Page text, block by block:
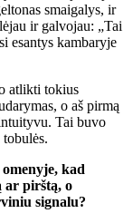
smaigalys, ir
ir galvojau: „Tai
esantys kambaryje
atlikti tokius
o aš pirmą
Tai buvo
kad
ar pirštą, o
signalu?